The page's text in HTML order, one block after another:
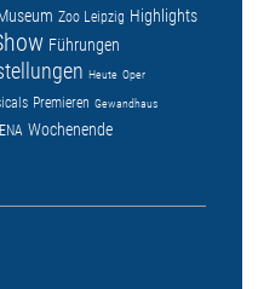
Zoo Leipzig Highlights
Führungen
Heute Oper
Premieren Gewandhaus
Wochenende